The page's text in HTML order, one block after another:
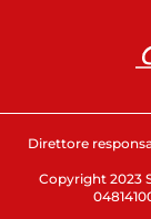
Direttore
Copyright 2023